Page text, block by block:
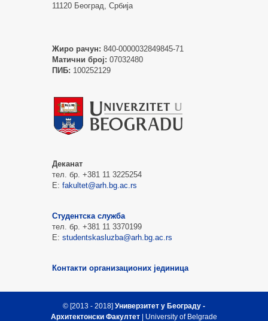
11120 Београд, Србија
Жиро рачун: 840-0000032849845-71
Матични број: 07032480
ПИБ: 100252129
Деканат
тел. бр. +381 11 3225254
Е: fakultet@arh.bg.ac.rs
Студентска служба
тел. бр. +381 11 3370199
Е: studentskasluzba@arh.bg.ac.rs
Контакти организационих јединица
© [2013 - 2018] Универзитет у Београду -
Архитектонски Факултет | University of Belgrade